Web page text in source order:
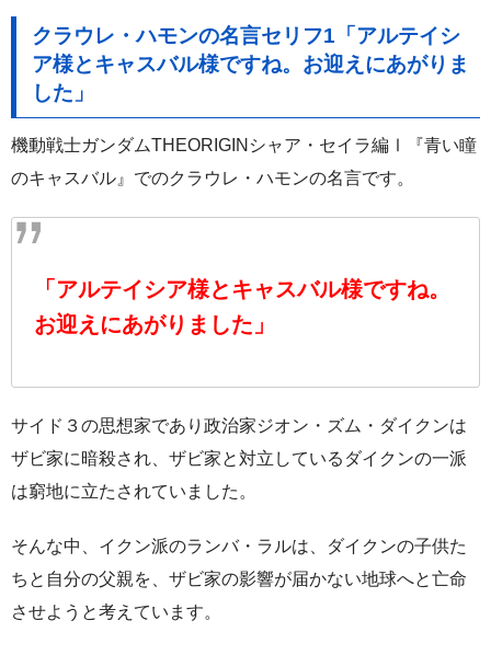
クラウレ・ハモンの名言セリフ1「アルテイシ
ア様とキャスバル様ですね。お迎えにあがりま
した」
機動戦士ガンダムTHEORIGINシャア・セイラ編Ⅰ『青い瞳
のキャスバル』でのクラウレ・ハモンの名言です。
「アルテイシア様とキャスバル様ですね。
お迎えにあがりました」
サイド３の思想家であり政治家ジオン・ズム・ダイクンは
ザビ家に暗殺され、ザビ家と対立しているダイクンの一派
は窮地に立たされていました。
そんな中、イクン派のランバ・ラルは、ダイクンの子供た
ちと自分の父親を、ザビ家の影響が届かない地球へと亡命
させようと考えています。